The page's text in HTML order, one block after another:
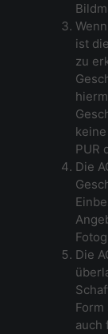
ist
zu
PUR
Die
Die
auch